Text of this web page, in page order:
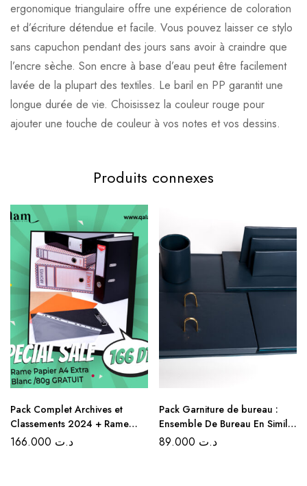
ergonomique triangulaire offre une expérience de coloration
et d’écriture détendue et facile. Vous pouvez laisser ce stylo
sans capuchon pendant des jours sans avoir à craindre que
l’encre sèche. Son encre à base d’eau peut être facilement
lavée de la plupart des textiles. Le baril en PP garantit une
longue durée de vie. Choisissez la couleur rouge pour
ajouter une touche de couleur à vos notes et vos dessins.
Produits connexes
Pack Complet Archives et
Classements 2024 + Rame
Papier A4 Extra Blanc /80g
د.ت
Pack Garniture de bureau :
Ensemble De Bureau En Simili
cuir 5 Pièces – Couleur Bleu
د.ت